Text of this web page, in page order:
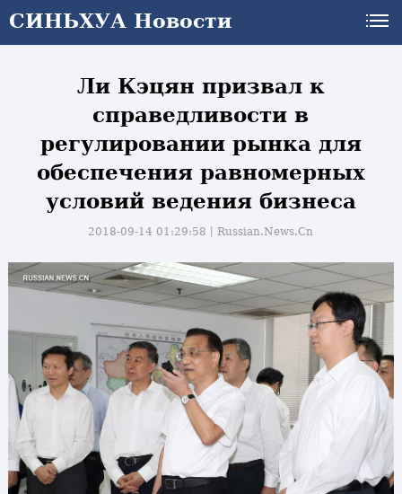
СИНЬХУА Новости
Ли Кэцян призвал к
справедливости в
регулировании рынка для
обеспечения равномерных
условий ведения бизнеса
2018-09-14 01:29:58丨Russian.News.Cn